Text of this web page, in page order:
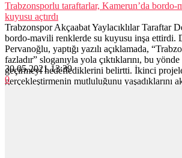
Trabzonsporlu taraftarlar, Kamerun’da bordo-
kuyusu açtırdı
Trabzonspor Akçaabat Yaylacıklılar Taraftar
bordo-mavili renklerde su kuyusu inşa ettirdi.
Pervanoğlu, yaptığı yazılı açıklamada,
fazladır” sloganıyla yola çıktıklarını, bu
geçirmeyi hedeflediklerini belirtti. İkinci
gerçekleştirmenin mutluluğunu yaşadıklarını
“İlk olarak Sudanlı çocuklara bayramda
30.05.2021 13:39
0